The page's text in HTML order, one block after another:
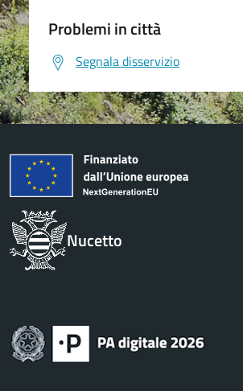
Problemi in città
Segnala disservizio
Nucetto